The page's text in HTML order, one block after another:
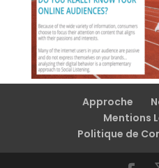
Approche
Mentions
Politique de